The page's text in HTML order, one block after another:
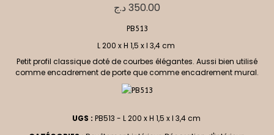
350.00 د.ج
PB513
L 200 x H 1,5 x l 3,4 cm
Petit profil classique doté de courbes élégantes. Aussi bien utilisé
comme encadrement de porte que comme encadrement mural.
UGS : PB513 - L 200 x H 1,5 x l 3,4 cm